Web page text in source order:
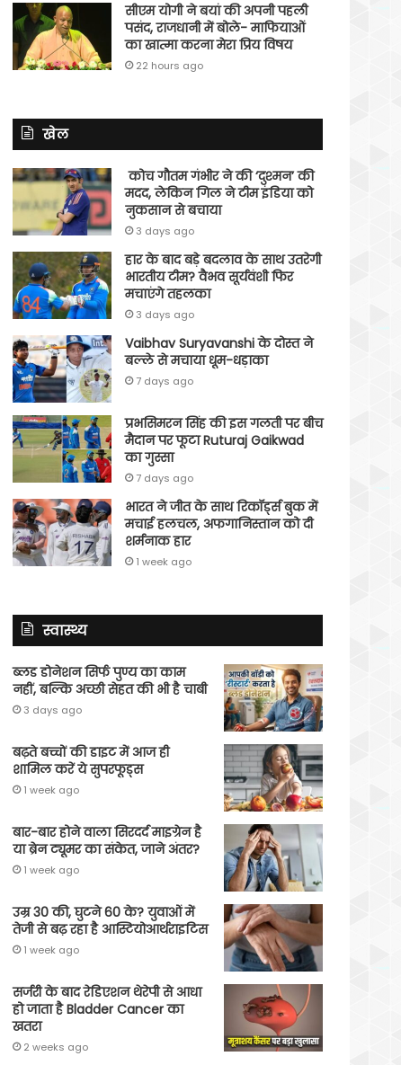
सीएम योगी ने बयां की अपनी पहली
पसंद, राजधानी में बोले- माफियाओं
का खात्मा करना मेरा प्रिय विषय
22 hours ago
खेल
कोच गौतम गंभीर ने की ‘दुश्मन’ की
मदद, लेकिन गिल ने टीम इंडिया को
नुकसान से बचाया
3 days ago
हार के बाद बड़े बदलाव के साथ उतरेगी
भारतीय टीम? वैभव सूर्यवंशी फिर
मचाएंगे तहलका
3 days ago
Vaibhav Suryavanshi के दोस्त ने
बल्ले से मचाया धूम-धड़ाका
7 days ago
प्रभसिमरन सिंह की इस गलती पर बीच
मैदान पर फूटा Ruturaj Gaikwad
का गुस्सा
7 days ago
भारत ने जीत के साथ रिकॉर्ड्स बुक में
मचाई हलचल, अफगानिस्तान को दी
शर्मनाक हार
1 week ago
स्वास्थ्य
ब्लड डोनेशन सिर्फ पुण्य का काम
नहीं, बल्कि अच्छी सेहत की भी है चाबी
3 days ago
बढ़ते बच्चों की डाइट में आज ही
शामिल करें ये सुपरफूड्स
1 week ago
बार-बार होने वाला सिरदर्द माइग्रेन है
या ब्रेन ट्यूमर का संकेत, जाने अंतर?
1 week ago
उम्र 30 की, घुटने 60 के? युवाओं में
तेजी से बढ़ रहा है आस्टियोआर्थराइटिस
1 week ago
सर्जरी के बाद रेडिएशन थेरेपी से आधा
हो जाता है Bladder Cancer का
खतरा
2 weeks ago